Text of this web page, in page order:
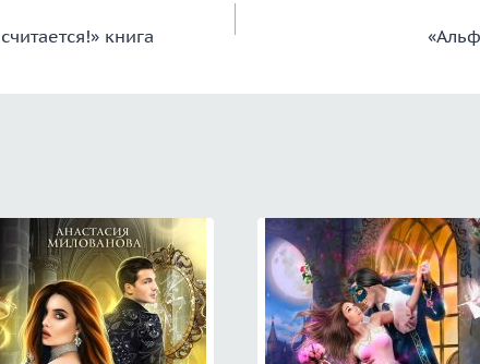
книга